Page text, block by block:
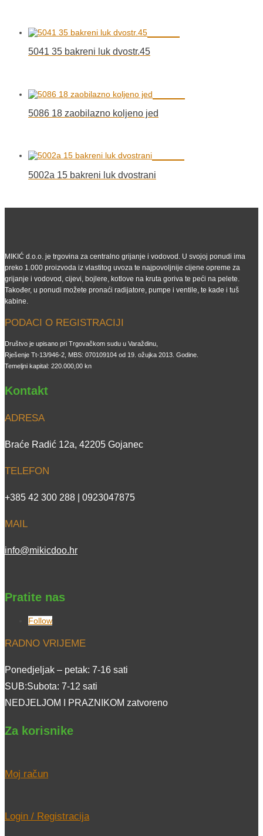
5041 35 bakreni luk dvostr.45
5086 18 zaobilazno koljeno jed
5002a 15 bakreni luk dvostrani
MIKIĆ d.o.o. je trgovina za centralno grijanje i vodovod. U svojoj ponudi ima
preko 1.000 proizvoda iz vlastitog uvoza te najpovoljnije cijene opreme za
grijanje i vodovod, cijevi, bojlere, kotlove na kruta goriva te peći na pelete.
Također, u ponudi možete pronaći radijatore, pumpe i ventile, te kade i tuš
kabine.
PODACI O REGISTRACIJI
Društvo je upisano pri Trgovačkom sudu u Varaždinu,
Rješenje Tt-13/946-2, MBS: 070109104 od 19. ožujka 2013. Godine.
Temeljni kapital: 220.000,00 kn
Kontakt
ADRESA
Braće Radić 12a, 42205 Gojanec
TELEFON
+385 42 300 288 | 0923047875
MAIL
info@mikicdoo.hr
Pratite nas
Follow
RADNO VRIJEME
Ponedjeljak – petak: 7-16 sati
SUB:Subota: 7-12 sati
NEDJELJOM I PRAZNIKOM zatvoreno
Za korisnike
Moj račun
Login / Registracija